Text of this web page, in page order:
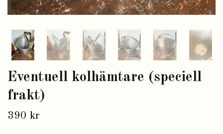
Eventuell kolhämtare (speciell
frakt)
390 kr